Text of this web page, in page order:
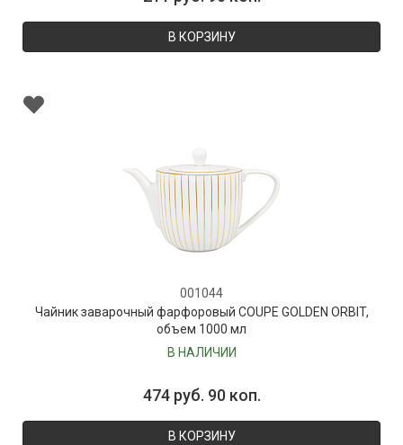
В КОРЗИНУ
001044
Чайник заварочный фарфоровый COUPE GOLDEN ORBIT,
объем 1000 мл
В НАЛИЧИИ
474 руб. 90 коп.
В КОРЗИНУ